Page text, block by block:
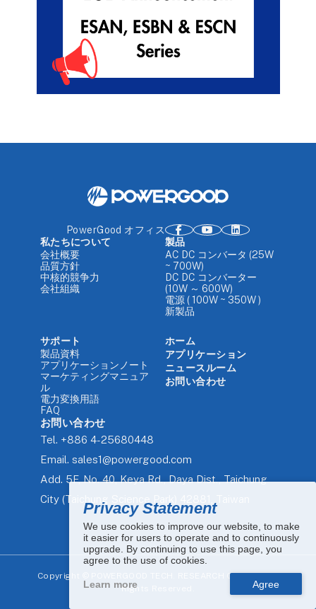
Privacy Statement
We use cookies to improve our website, to make
it easier for users to operate and to continuously
upgrade. By continuing to use this page, you
agree to the use of cookies.
Learn more
PowerGood オフィス
私たちについて
会社概要
品質方針
中核的競争力
会社組織
製品
AC DC コンバータ (25W
~ 700W)
DC DC コンバーター
(10W ～ 600W)
電源 ( 100W ~ 350W )
新製品
サポート
製品資料
アプリケーションノート
マーケティングマニュア
ル
電力変換用語
FAQ
ホーム
アプリケーション
ニュースルーム
お問い合わせ
お問い合わせ
Tel. +886 4-25680448
Email. sales1@powergood.com
Add. 5F, No. 40, Keya Rd., Daya Dist., Taichung
City (Taichung Science Park) 42881, Taiwan
Copyright ©
POWERGOOD TECH. RESEARCH CO., LTD. All
Rights Reserved.